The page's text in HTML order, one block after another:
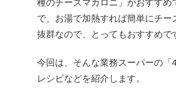
種のチーズマカロニ」がおすす
で、お湯で加熱すれば簡単にチ
抜群なので、とってもおすすめで
今回は、そんな業務スーパーの
レシピなどを紹介します。